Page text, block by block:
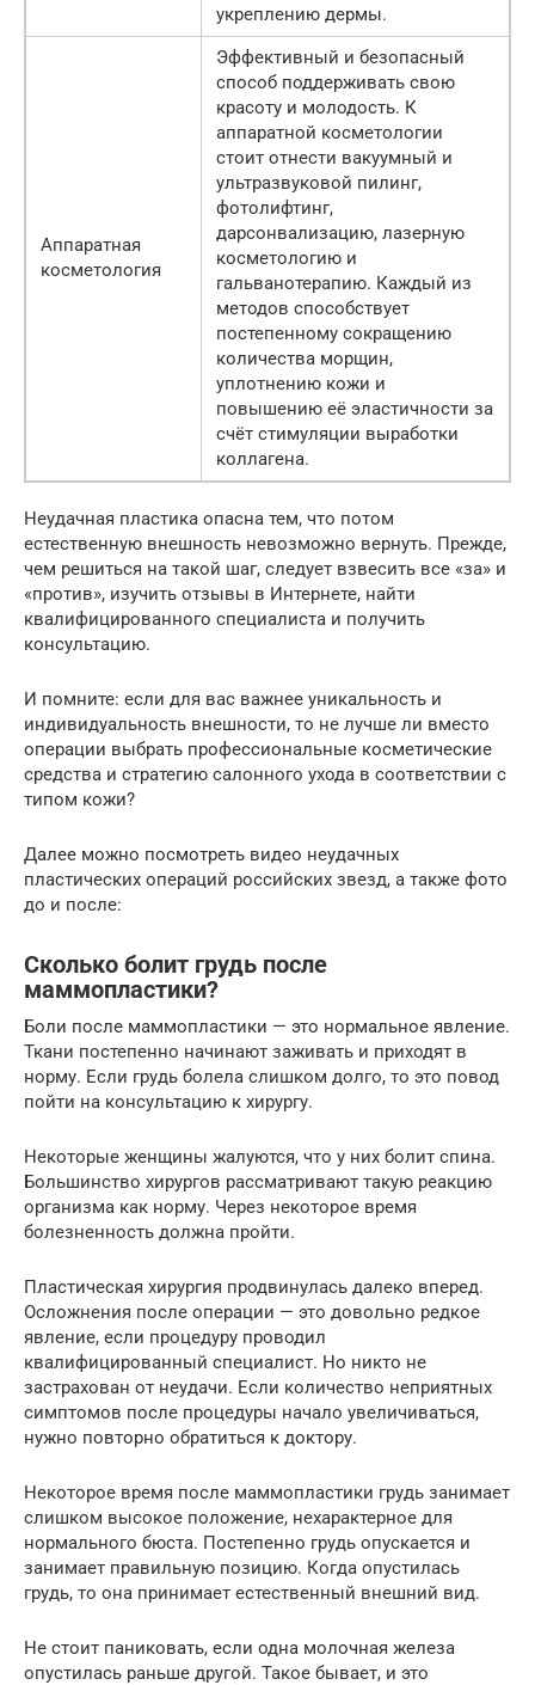
укреплению дермы.
Аппаратная
косметология
Эффективный и безопасный
способ поддерживать свою
красоту и молодость. К
аппаратной косметологии
стоит отнести вакуумный и
ультразвуковой пилинг,
фотолифтинг,
дарсонвализацию, лазерную
косметологию и
гальванотерапию. Каждый из
методов способствует
постепенному сокращению
количества морщин,
уплотнению кожи и
повышению её эластичности за
счёт стимуляции выработки
коллагена.
Неудачная пластика опасна тем, что потом
естественную внешность невозможно вернуть. Прежде,
чем решиться на такой шаг, следует взвесить все «за» и
«против», изучить отзывы в Интернете, найти
квалифицированного специалиста и получить
консультацию.
И помните: если для вас важнее уникальность и
индивидуальность внешности, то не лучше ли вместо
операции выбрать профессиональные косметические
средства и стратегию салонного ухода в соответствии с
типом кожи?
Далее можно посмотреть видео неудачных
пластических операций российских звезд, а также фото
до и после:
Сколько болит грудь после
маммопластики?
Боли после маммопластики — это нормальное явление.
Ткани постепенно начинают заживать и приходят в
норму. Если грудь болела слишком долго, то это повод
пойти на консультацию к хирургу.
Некоторые женщины жалуются, что у них болит спина.
Большинство хирургов рассматривают такую реакцию
организма как норму. Через некоторое время
болезненность должна пройти.
Пластическая хирургия продвинулась далеко вперед.
Осложнения после операции — это довольно редкое
явление, если процедуру проводил
квалифицированный специалист. Но никто не
застрахован от неудачи. Если количество неприятных
симптомов после процедуры начало увеличиваться,
нужно повторно обратиться к доктору.
Некоторое время после маммопластики грудь занимает
слишком высокое положение, нехарактерное для
нормального бюста. Постепенно грудь опускается и
занимает правильную позицию. Когда опустилась
грудь, то она принимает естественный внешний вид.
Не стоит паниковать, если одна молочная железа
опустилась раньше другой. Такое бывает, и это